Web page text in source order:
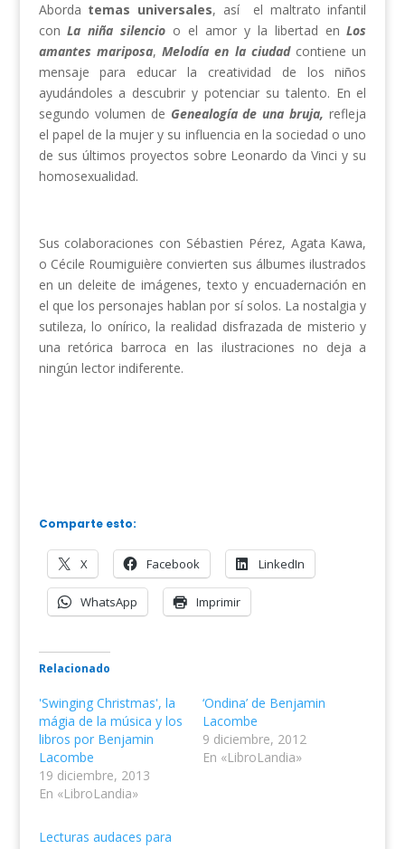
Aborda temas universales, así el maltrato infantil
conLa niña silencio o el amor y la libertad enLos
amantes mariposa,Melodía en la ciudadcontiene un
mensaje para educar la creatividad de los niños
ayudándoles a descubrir y potenciar su talento. En el
segundo volumen de Genealogía de una bruja, refleja
el papel de la mujer y su influencia en la sociedad o uno
de sus últimos proyectos sobre Leonardo da Vinci y su
homosexualidad.
Sus colaboraciones con Sébastien Pérez, Agata Kawa,
o Cécile Roumiguière convierten sus álbumes ilustrados
en un deleite de imágenes, texto y encuadernación en
el que los personajes hablan por sí solos. La nostalgia y
sutileza, lo onírico, la realidad disfrazada de misterio y
una retórica barroca en las ilustraciones no deja a
ningún lector indiferente.
Comparte esto:
X Facebook LinkedIn
WhatsApp Imprimir
Relacionado
'Swinging Christmas', la
mágia de la música y los
libros por Benjamin
Lacombe
19 diciembre, 2013
En «LibroLandia»
‘Ondina’ de Benjamin
Lacombe
9 diciembre, 2012
En «LibroLandia»
Lecturas audaces para